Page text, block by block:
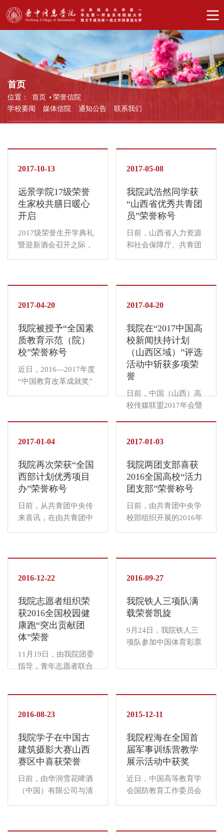
首页
位置： 首页
荣誉信院
学校要闻
媒体信院 通知公告 联系我们
2017-10-13
远景学院17级荣誉
生家校共膳日暖心
开启
2017级荣誉生开学典礼
暨迎新酒会召开之际，
日暨欢迎会。学院执行
辅导员闫帅与来自各地
市的十位学生及其家长
代...
2017-05-08
我院武浩然同学获
“山西省优秀共青团
员”荣誉称号
日前，山西省人力资源
和社会保障厅、共青团
（团支部）”，我院武浩
“优秀共青团员”荣誉称
号。 近年来，...
2017-04-20
我院被授予“全国素
质教育示范（院）
校”荣誉称号
近日，2016—2017年度
“中国教育改革成就奖”
校”荣誉称号。 学院办
所与众不同的大学，打
造中国高等教...
2017-04-20
我院在“2017中国高
校新闻扶持计划
（山西区域）”评选
活动中斩获多项荣
誉
日前，中国（山西）高
校传媒联盟2017年会暨
院隆重举行，本届晋媒
“2017中国高校新闻扶
持计划（山西区域）”颁
奖典礼，我院共获得新
闻摄影、微信/QQ校园
号图...
2017-01-04
我院再次荣获“全国
西部计划优秀项目
办”荣誉称号
日前，从共青团中央传
来喜讯，在由共青团中
工作中，我院喜获全国
划优秀等次高校项目办”
荣誉称号。这是我院...
2017-01-03
我院两团支部喜获
2016全国高校“活力
团支部”荣誉称号
日前，由共青团中央学
校部组织开展的2016年
商与公共管理系系会计
2016全国高校“活力团
支部”。 团中央学校...
2016-12-22
我院志愿者组织荣
获2016全国校园健
康跑“突出贡献团
体”荣誉
11月19日，由我院团委
指导，青年志愿者联合
深秋的乌马河畔成功举
自愿参加到活动中，创
造了2016“无畏互助，
校园健康跑”大型校园活
动...
2016-09-27
我院铁人三项队满
载荣誉凯旋
9月24日，我院铁人三
项队参加中国体育彩票
调会。裁判长现场带领
路线，适应比赛场
地，...
2016-08-23
我院学子在中国古
建筑摄影大赛山西
赛区中喜获荣誉
日前，由华润雪花啤酒
（中国）有限公司与清
2015-12-11
我院程海在全国首
届军事训练营教学
展示活动中获奖
近日，中国高等教育学
会国防教育工作委员会